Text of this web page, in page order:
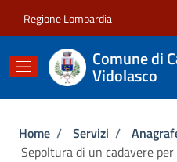
Regione Lombardia
Comune di
Vidolasco
Briciole di
Home / Servizi /
Sepoltura di un cadavere